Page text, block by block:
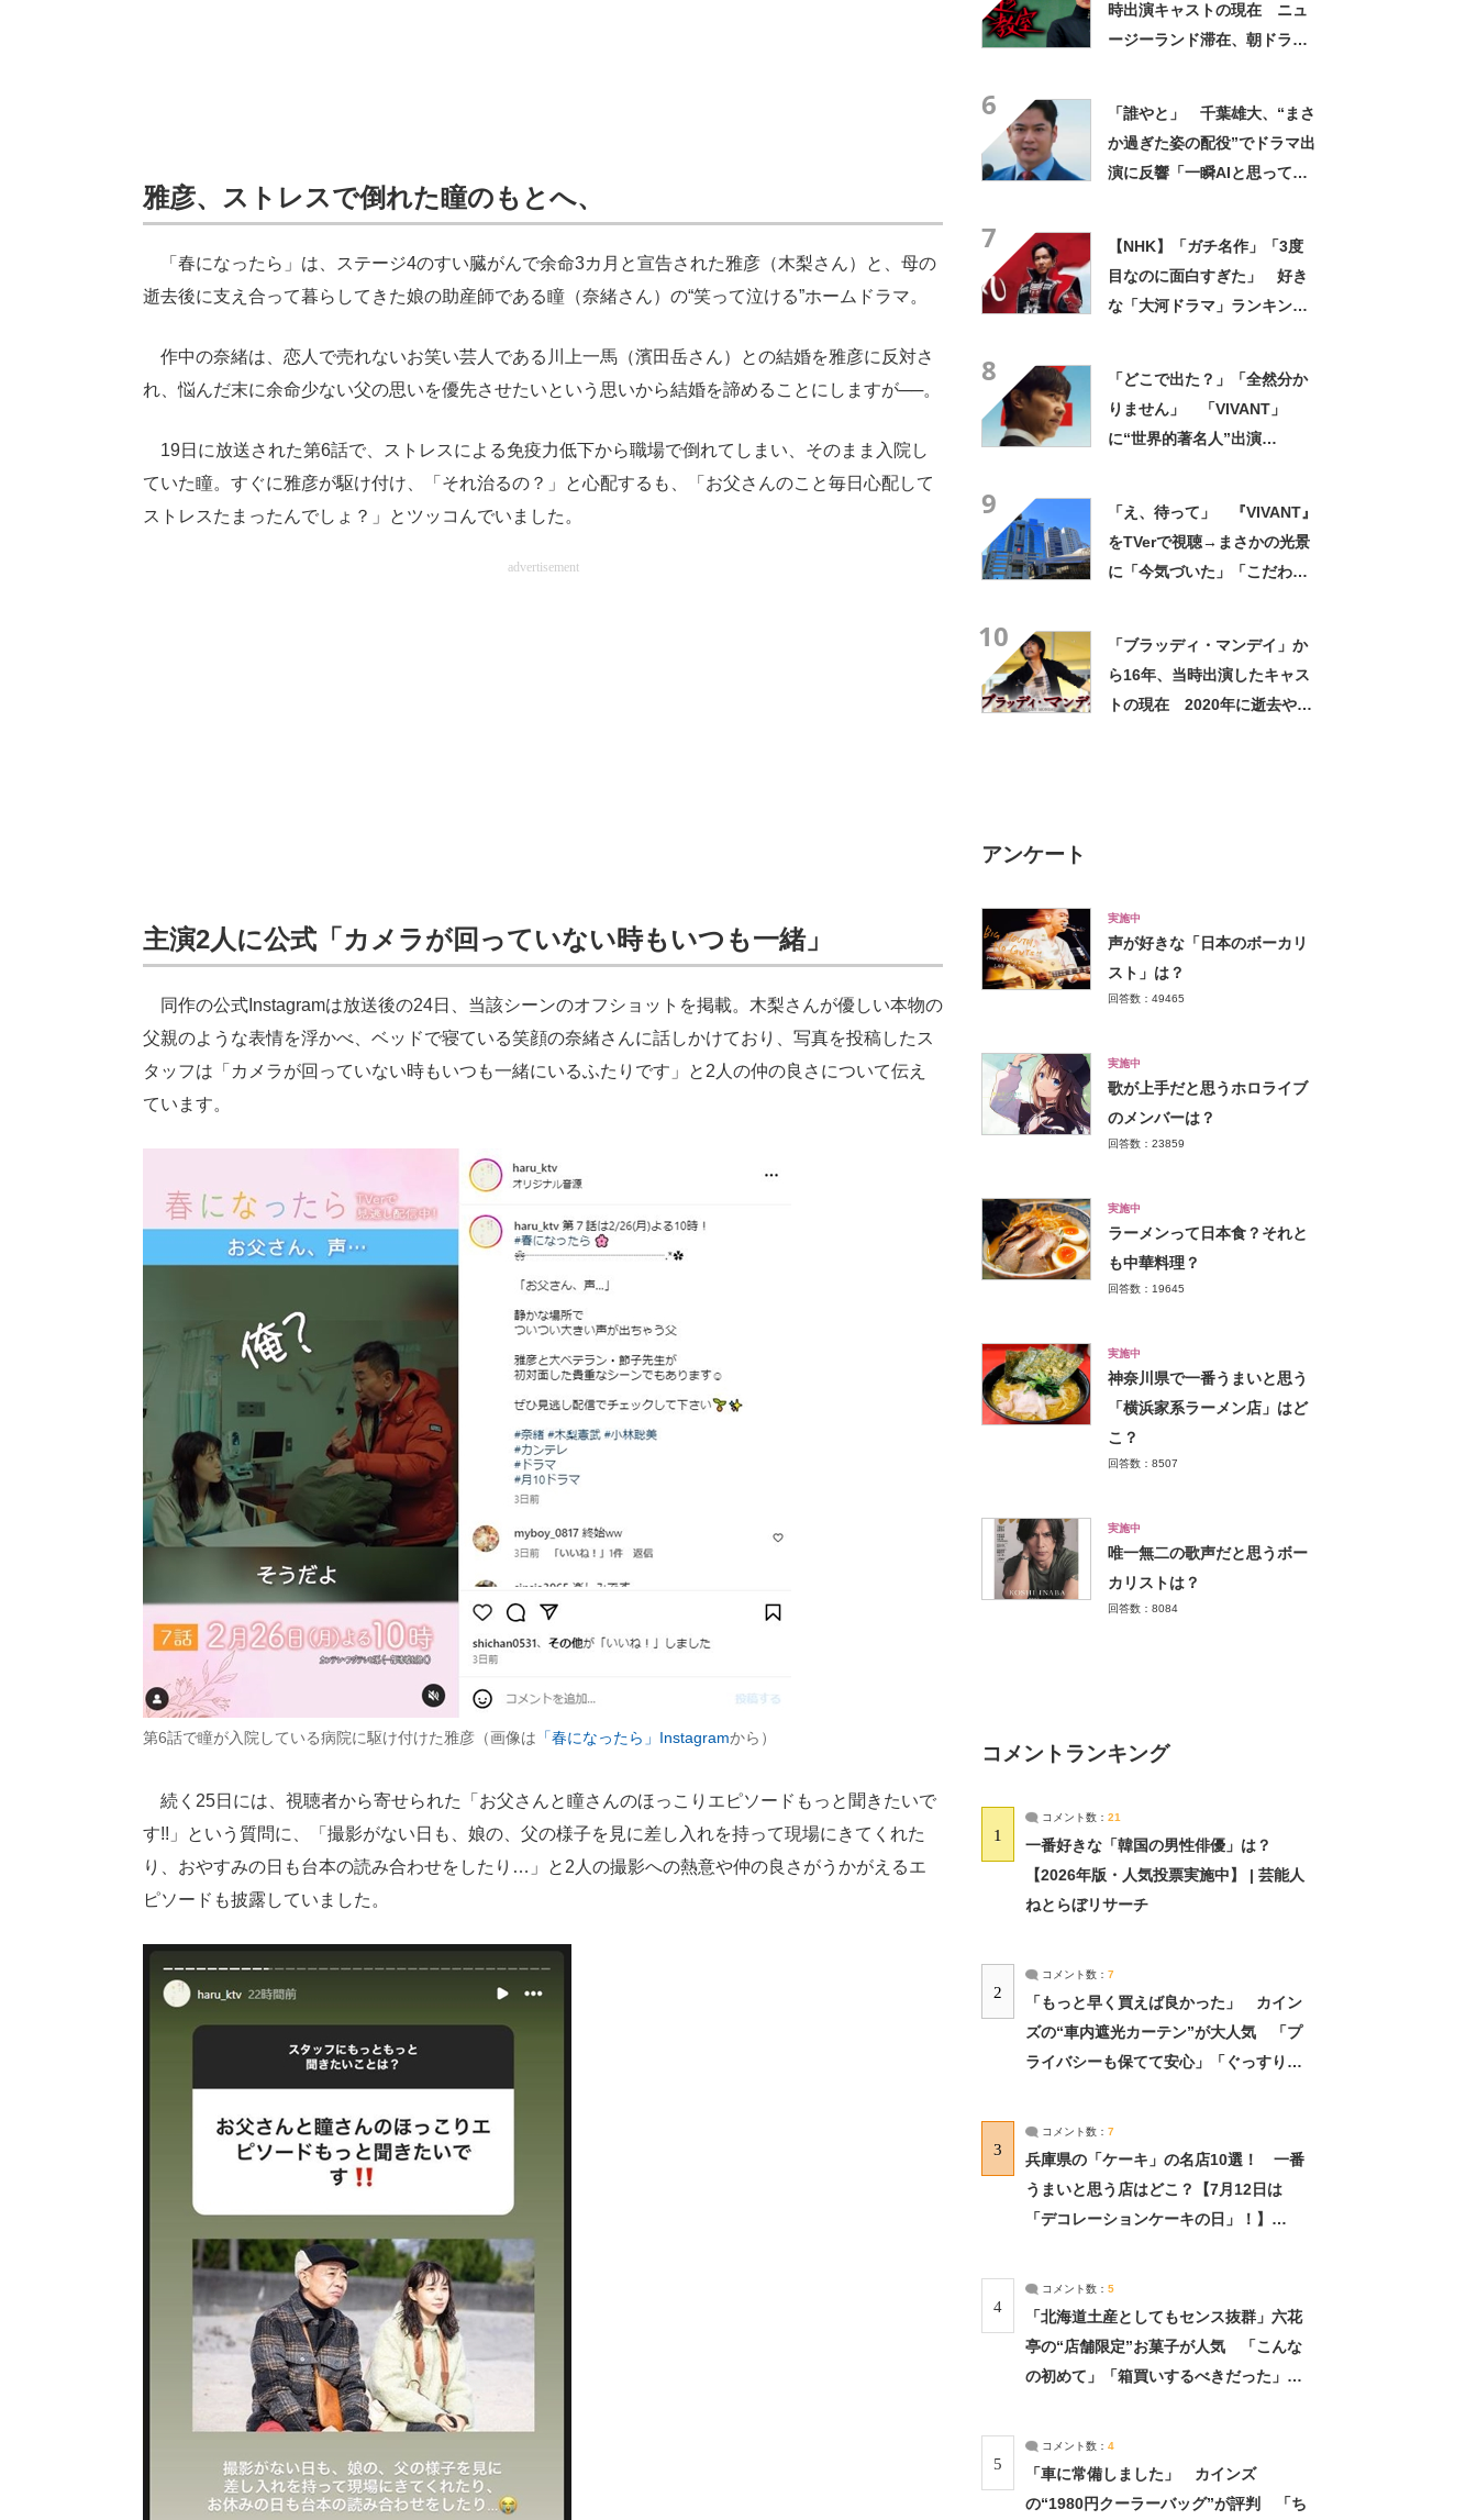
雅彦、ストレスで倒れた瞳のもとへ、
「春になったら」は、ステージ4のすい臓がんで余命3カ月と宣告された雅彦（木梨さん）と、母の
逝去後に支え合って暮らしてきた娘の助産師である瞳（奈緒さん）の“笑って泣ける”ホームドラマ。
作中の奈緒は、恋人で売れないお笑い芸人である川上一馬（濱田岳さん）との結婚を雅彦に反対さ
れ、悩んだ末に余命少ない父の思いを優先させたいという思いから結婚を諦めることにしますが──。
19日に放送された第6話で、ストレスによる免疫力低下から職場で倒れてしまい、そのまま入院し
ていた瞳。すぐに雅彦が駆け付け、「それ治るの？」と心配するも、「お父さんのこと毎日心配して
ストレスたまったんでしょ？」とツッコんでいました。
advertisement
主演2人に公式「カメラが回っていない時もいつも一緒」
同作の公式Instagramは放送後の24日、当該シーンのオフショットを掲載。木梨さんが優しい本物の
父親のような表情を浮かべ、ベッドで寝ている笑顔の奈緒さんに話しかけており、写真を投稿したス
タッフは「カメラが回っていない時もいつも一緒にいるふたりです」と2人の仲の良さについて伝え
ています。
第6話で瞳が入院している病院に駆け付けた雅彦（画像は 「春になったら」Instagramから）
続く25日には、視聴者から寄せられた「お父さんと瞳さんのほっこりエピソードもっと聞きたいで
す!!」という質問に、「撮影がない日も、娘の、父の様子を見に差し入れを持って現場にきてくれた
り、おやすみの日も台本の読み合わせをしたり…」と2人の撮影への熱意や仲の良さがうかがえるエ
ピソードも披露していました。
時出演キャストの現在 ニュ
ージーランド滞在、朝ドラで
6
「誰やと」 千葉雄大、“まさ
か過ぎた姿の配役”でドラマ出
演に反響「一瞬AIと思ってし
7
【NHK】「ガチ名作」「3度
目なのに面白すぎた」 好き
な「大河ドラマ」ランキン
8
「どこで出た？」「全然分か
りません」 「VIVANT」
に“世界的著名人”出演
9
「え、待って」 『VIVANT』
をTVerで視聴→まさかの光景
に「今気づいた」「こだわり
10
「ブラッディ・マンデイ」か
ら16年、当時出演したキャス
トの現在 2020年に逝去や突
アンケート
実施中
声が好きな「日本のボーカリ
スト」は？
回答数：49465
実施中
歌が上手だと思うホロライブ
のメンバーは？
回答数：23859
実施中
ラーメンって日本食？それと
も中華料理？
回答数：19645
実施中
神奈川県で一番うまいと思う
「横浜家系ラーメン店」はど
こ？
回答数：8507
実施中
唯一無二の歌声だと思うボー
カリストは？
回答数：8084
コメントランキング
1
コメント数： 21
一番好きな「韓国の男性俳優」は？
【2026年版・人気投票実施中】 | 芸能人
ねとらぼリサーチ
2
コメント数： 7
「もっと早く買えば良かった」 カイン
ズの“車内遮光カーテン”が大人気 「プ
ライバシーも保てて安心」「ぐっすり眠
3
コメント数： 7
兵庫県の「ケーキ」の名店10選！ 一番
うまいと思う店はどこ？【7月12日は
「デコレーションケーキの日」！】
4
コメント数： 5
「北海道土産としてもセンス抜群」六花
亭の“店舗限定”お菓子が人気 「こんな
の初めて」「箱買いするべきだった」
5
コメント数： 4
「車に常備しました」 カインズ
の“1980円クーラーバッグ”が評判 「ち